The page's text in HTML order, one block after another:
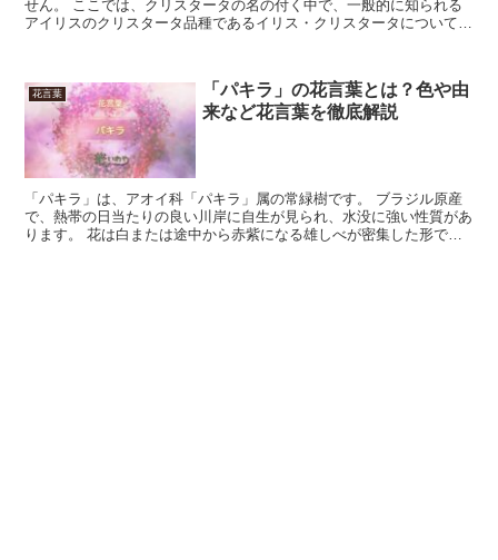
せん。 ここでは、クリスタータの名の付く中で、一般的に知られる
アイリスのクリスタータ品種であるイリス・クリスタータについて採
花言葉
「パキラ」の花言葉とは？色や由
来など花言葉を徹底解説
「パキラ」は、アオイ科「パキラ」属の常緑樹です。 ブラジル原産
で、熱帯の日当たりの良い川岸に自生が見られ、水没に強い性質があ
ります。 花は白または途中から赤紫になる雄しべが密集した形です